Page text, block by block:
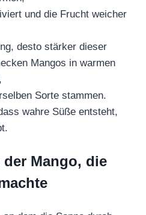
und die Frucht weicher
desto stärker dieser
Mangos in warmen
Sorte stammen.
wahre Süße entsteht,
Mango, die